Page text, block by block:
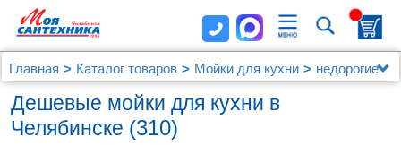
Главная Каталог товаров Мойки для кухни недорогие
Дешевые мойки для кухни в
Челябинске (310)